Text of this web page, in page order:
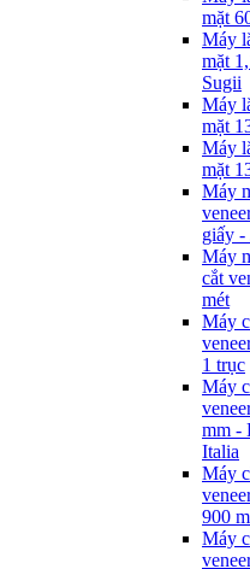
mặt
Máy
mặt
Sugii
Máy
mặt
Máy
mặt
Máy
giấy -
Máy
cắt
mét
Máy
1 trục
Máy
mm -
Italia
Máy
900
Máy